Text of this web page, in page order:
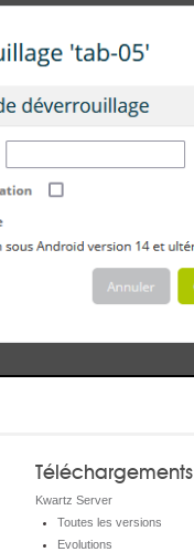
Téléchargements
Kwartz Server
Toutes les versions
Evolutions